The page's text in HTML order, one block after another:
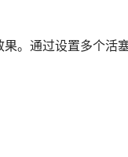
。通过设置多个活